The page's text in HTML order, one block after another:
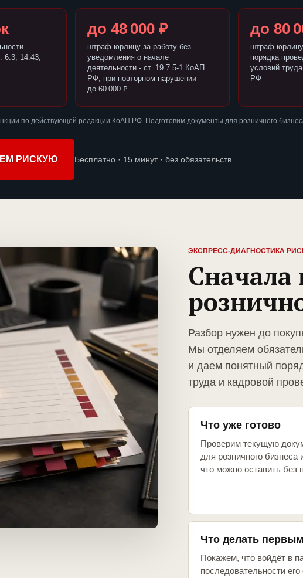
6.3, 14.43,
до 48 000 ₽
штраф юрлицу за работу без
уведомления о начале
деятельности - ст. 19.7.5-1 КоАП
РФ, при повторном нарушении
до 60 000 ₽
до 80
штраф
порядка
условий
РФ
по действующей редакции КоАП РФ. Подготовим документы для розничного
РИСКУЮ Бесплатно · 15 минут · без обязательств
ЭКСПРЕСС-ДИАГНОСТИКА
Сначала
Разбор нужен до
Мы отделяем
и даем понятный
труда и кадровой
Что уже готово
Проверим текущую
для розничного бизнеса
что можно оставить без
Что делать первым
Покажем, что войдёт в
последовательности его